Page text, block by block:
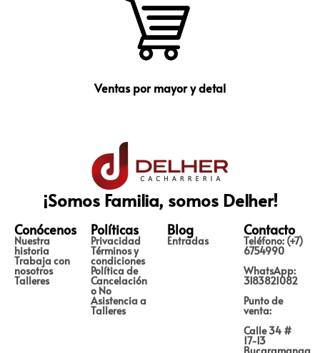
Ventas por mayor y detal
¡Somos Familia, somos Delher!
Conócenos
Nuestra
historia
Trabaja con
nosotros
Talleres
Políticas
Privacidad
Términos y
condiciones
Política de
Cancelación
o No
Asistencia a
Talleres
Blog
Entradas
Contacto
Teléfono: (+7)
6754990
WhatsApp:
3183821082
Punto de
venta:
Calle 34 #
17-13
Bucaramanga